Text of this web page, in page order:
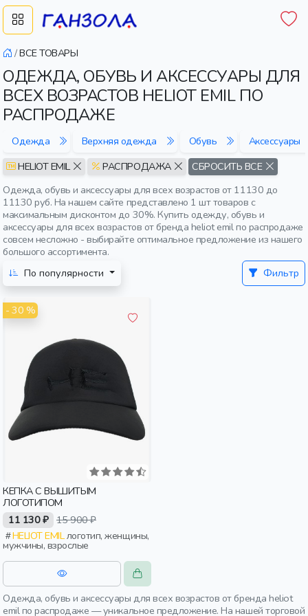
/ВСЕ ТОВАРЫ
ОДЕЖДА, ОБУВЬ И АКСЕССУАРЫ ДЛЯ
ВСЕХ ВОЗРАСТОВ HELIOT EMIL ПО
РАСПРОДАЖЕ
Одежда Верхняя одежда Обувь
Аксессуары
HELIOT EMIL
РАСПРОДАЖА
СБРОСИТЬ ВСЕ
Одежда, обувь и аксессуары для всех возрастов от 11130 до
11130 руб. На нашем сайте представлено 1 шт товаров с
максимальным дисконтом до 30%. Купить одежду, обувь и
аксессуары для всех возрастов от бренда heliot emil по распродаже
совсем несложно - выбирайте оптимальное предложение из нашего
большого ассортимента.
По популярности
Фильтр
- 30 %
КЕПКА С ВЫШИТЫМ
ЛОГОТИПОМ
11 130 ₽ 15 900 ₽
HELIOT EMILлоготип, женщины,
мужчины, взрослые
Одежда, обувь и аксессуары для всех возрастов от бренда heliot
emil по распродаже — уникальное предложение. На нашей торговой